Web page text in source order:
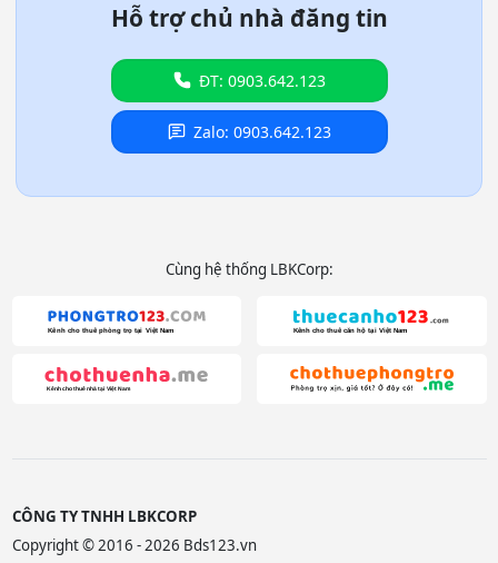
Hỗ trợ chủ nhà đăng tin
ĐT: 0903.642.123
Zalo: 0903.642.123
Cùng hệ thống LBKCorp:
CÔNG TY TNHH LBKCORP
Copyright © 2016 - 2026 Bds123.vn